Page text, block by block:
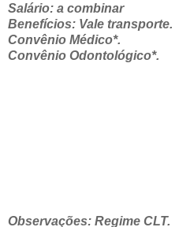
Salário: a combinar
Benefícios: Vale transporte.
Convênio Médico*.
Convênio Odontológico*.
Observações: Regime CLT.